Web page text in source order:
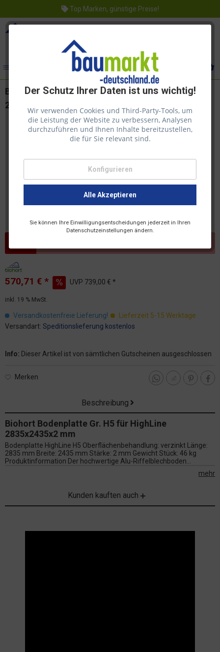
Top Marken, günstige Preise!
Der Schutz Ihrer Daten ist uns wichtig!
Wir verwenden Cookies und Third-Party-Tools, um
die Leistung der Website zu verbessern, Analysen
durchzuführen und Ihnen Inhalte bereitzustellen,
die für Sie relevant sind.
Konfigurieren
Alle Akzeptieren
Sie können Ihre Einwilligungsentscheidungen jederzeit in Ihren
Datenschutzeinstellungen ändern.
Biohort Bodenplatte Gr. H5 für HighLine
2835x2435x2 mm
570,71 € * UVP 739,00 € *
inkl. 19 % MwSt.
Versandkostenfreie Lieferung!
Lieferzeit 5-15 Werktage
Versandart: Speditionslieferung kostenlos
Info: Dieser Artikel ist von sämtlichen Gutscheinen ausgeschlossen
Merken
Beschreibung
Biohort Bodenplatte Gr. H5 für HighLine
2835x2435x2 mm
Bodenplatte HighLine H5 Oberflächenbehandlung: verzinkt Länge:
2835 mm Breite: 2435 mm Stärke: 2 mm Gewicht Stück: 46 kg
Produktinformation Der hochwertige Alu-Riffelblechboden...
mehr
Kunden kauften auch